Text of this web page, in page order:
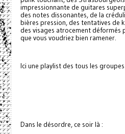
impressionnante de guitares
des notes dissonantes, de la
bières pression, des tentatives de
des visages atrocement déformés
que vous voudriez bien ramener.
Ici une playlist des tous les
Dans le désordre, ce soir là :